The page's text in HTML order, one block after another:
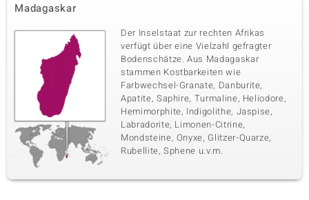
Madagaskar
Der Inselstaat zur rechten Afrikas
verfügt über eine Vielzahl gefragter
Bodenschätze. Aus Madagaskar
stammen Kostbarkeiten wie
Farbwechsel-Granate, Danburite,
Apatite, Saphire, Turmaline, Heliodore,
Hemimorphite, Indigolithe, Jaspise,
Labradorite, Limonen-Citrine,
Mondsteine, Onyxe, Glitzer-Quarze,
Rubellite, Sphene u.v.m.